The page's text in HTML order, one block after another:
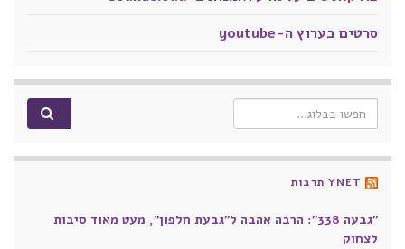
סרטים בערוץ ה-youtube
Search for:
YNET תרבות
"גבעה 338": הרבה אהבה ל"גבעת חלפון", מעט מאוד סיבות
לצחוק